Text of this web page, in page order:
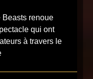
Beasts renoue
qui ont
à travers le